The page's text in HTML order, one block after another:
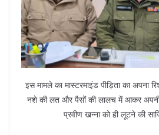
इस मामले का मास्टरमाइंड पीड़िता का अपना
नशे की लत और पैसों की लालच में आकर अपनी
प्रवीण खन्ना को ही लूटने की